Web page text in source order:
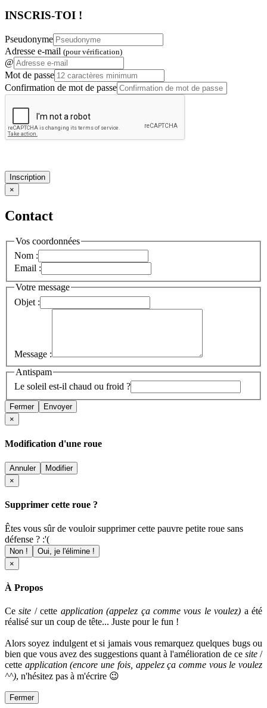
INSCRIS-TOI !
Pseudonyme
Adresse e-mail (pour vérification)
@
Mot de passe
Confirmation de mot de passe
Inscription
×
Contact
Vos coordonnées
Nom :
Email :
Votre message
Objet :
Message :
Antispam
Le soleil est-il chaud ou froid ?
Fermer
Envoyer
×
Modification d'une roue
Annuler
Modifier
×
Supprimer cette roue ?
Êtes vous sûr de vouloir supprimer cette pauvre petite roue sans
défense ? :'(
Non !
Oui, je l'élimine !
×
À Propos
Cesite / cette application (appelez ça comme vous le voulez) a été
réalisé sur un coup de tête... Juste pour le fun !
Alors soyez indulgent et si jamais vous remarquez quelques bugs ou
bien que vous avez des suggestions quant à l'amélioration de ce site /
cette application (encore une fois, appelez ça comme vous le voulez
^^), n'hésitez pas à m'écrire 😉
Fermer